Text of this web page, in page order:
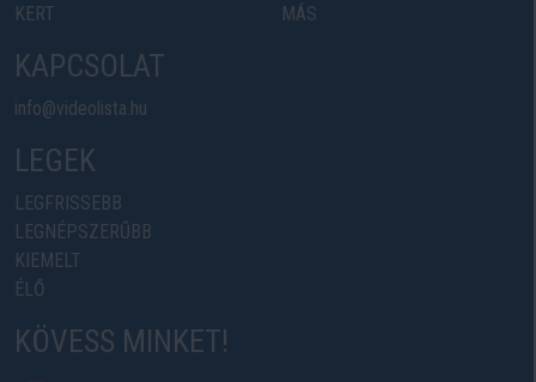
KERT
MÁS
KAPCSOLAT
info@videolista.hu
LEGEK
LEGFRISSEBB
LEGNÉPSZERŰBB
KIEMELT
ÉLŐ
KÖVESS MINKET!